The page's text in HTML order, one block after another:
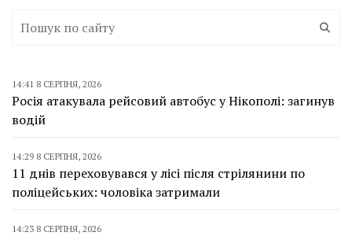
14:41 8 СЕРПНЯ, 2026
Росія атакувала рейсовий автобус у Нікополі: загинув
водій
14:29 8 СЕРПНЯ, 2026
11 днів переховувався у лісі після стрілянини по
поліцейських: чоловіка затримали
14:23 8 СЕРПНЯ, 2026